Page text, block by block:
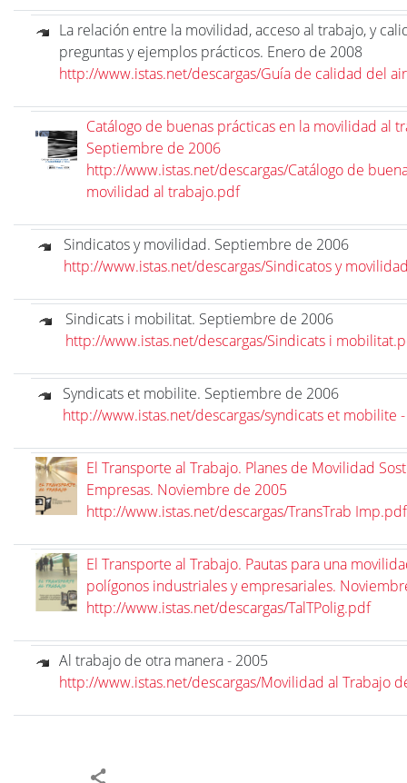
La relación entre la movilidad, acceso al trabajo, y
preguntas y ejemplos prácticos. Enero de 2008
http://www.istas.net/descargas/Guía de calidad del
Catálogo de buenas prácticas en la movilidad al
Septiembre de 2006
http://www.istas.net/descargas/Catálogo de
movilidad al trabajo.pdf
Sindicatos y movilidad. Septiembre de 2006
http://www.istas.net/descargas/Sindicatos y
Sindicats i mobilitat. Septiembre de 2006
http://www.istas.net/descargas/Sindicats i
Syndicats et mobilite. Septiembre de 2006
http://www.istas.net/descargas/syndicats et mobilite
El Transporte al Trabajo. Planes de Movilidad
Empresas. Noviembre de 2005
http://www.istas.net/descargas/TransTrab Imp.pdf
El Transporte al Trabajo. Pautas para una
polígonos industriales y empresariales.
http://www.istas.net/descargas/TalTPolig.pdf
Al trabajo de otra manera - 2005
http://www.istas.net/descargas/Movilidad al Trabajo